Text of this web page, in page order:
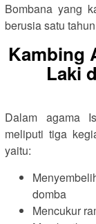
Bombana yang
berusia satu
Kambing
Laki
Dalam agama
meliputi tiga
yaitu:
domba
Mencukur